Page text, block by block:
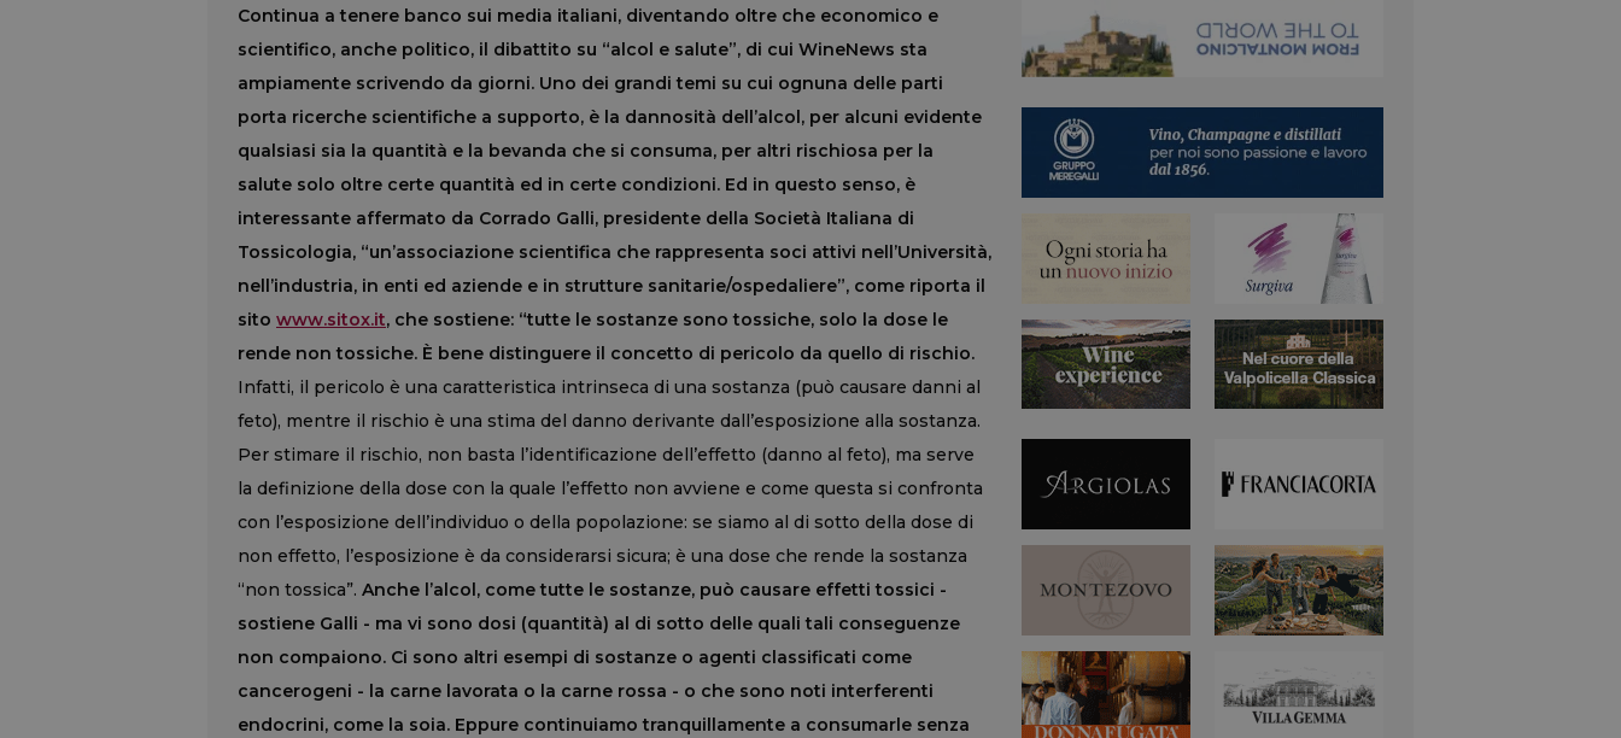
Continua a tenere banco sui media italiani, diventando oltre che economico e
scientifico, anche politico, il dibattito su “alcol e salute”, di cui WineNews sta
ampiamente scrivendo da giorni. Uno dei grandi temi su cui ognuna delle parti
porta ricerche scientifiche a supporto, è la dannosità dell’alcol, per alcuni evidente
qualsiasi sia la quantità e la bevanda che si consuma, per altri rischiosa per la
salute solo oltre certe quantità ed in certe condizioni. Ed in questo senso, è
interessante affermato da Corrado Galli, presidente della Società Italiana di
Tossicologia, “un’associazione scientifica che rappresenta soci attivi nell’Università,
nell’industria, in enti ed aziende e in strutture sanitarie/ospedaliere”, come riporta il
sito www.sitox.it, che sostiene: “tutte le sostanze sono tossiche, solo la dose le
rende non tossiche. È bene distinguere il concetto di pericolo da quello di rischio.
Infatti, il pericolo è una caratteristica intrinseca di una sostanza (può causare danni al
feto), mentre il rischio è una stima del danno derivante dall’esposizione alla sostanza.
Per stimare il rischio, non basta l’identificazione dell’effetto (danno al feto), ma serve
la definizione della dose con la quale l’effetto non avviene e come questa si confronta
con l’esposizione dell’individuo o della popolazione: se siamo al di sotto della dose di
non effetto, l’esposizione è da considerarsi sicura; è una dose che rende la sostanza
“non tossica”. Anche l’alcol, come tutte le sostanze, può causare effetti tossici -
sostiene Galli - ma vi sono dosi (quantità) al di sotto delle quali tali conseguenze
non compaiono. Ci sono altri esempi di sostanze o agenti classificati come
cancerogeni - la carne lavorata o la carne rossa - o che sono noti interferenti
endocrini, come la soia. Eppure continuiamo tranquillamente a consumarle senza